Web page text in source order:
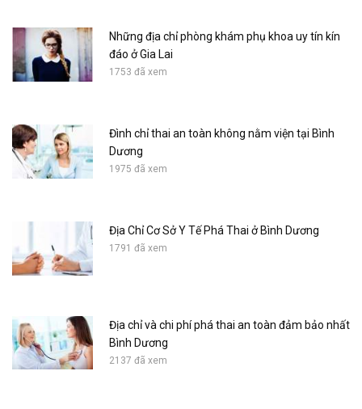
Những địa chỉ phòng khám phụ khoa uy tín kín
đáo ở Gia Lai
1753 đã xem
Đình chỉ thai an toàn không nằm viện tại Bình
Dương
1975 đã xem
Địa Chỉ Cơ Sở Y Tế Phá Thai ở Bình Dương
1791 đã xem
Địa chỉ và chi phí phá thai an toàn đảm bảo nhất
Bình Dương
2137 đã xem